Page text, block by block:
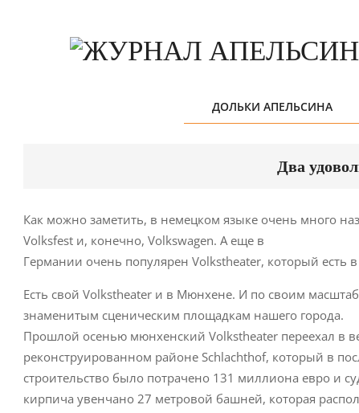
ДОЛЬКИ АПЕЛЬСИНА
Два
Как можно заметить, в немецком языке очень много
Volksfest и, конечно, Volkswagen. А еще в
Германии очень популярен Volkstheater, который
Есть свой Volkstheater и в Мюнхене. И по своим
знаменитым сценическим площадкам нашего города.
Прошлой осенью мюнхенский Volkstheater переехал в
реконструированном районе Schlachthof, который в
строительство было потрачено 131 миллиона евро и
кирпича увенчано 27 метровой башней, которая